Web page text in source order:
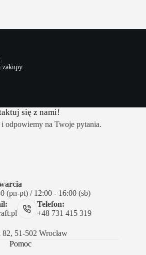
się z nami!
odpowiemy na Twoje pytania.
(pn-pt) / 12:00 - 16:00 (sb)
Telefon:
+48 731 415 319
51-502 Wrocław
Pomoc